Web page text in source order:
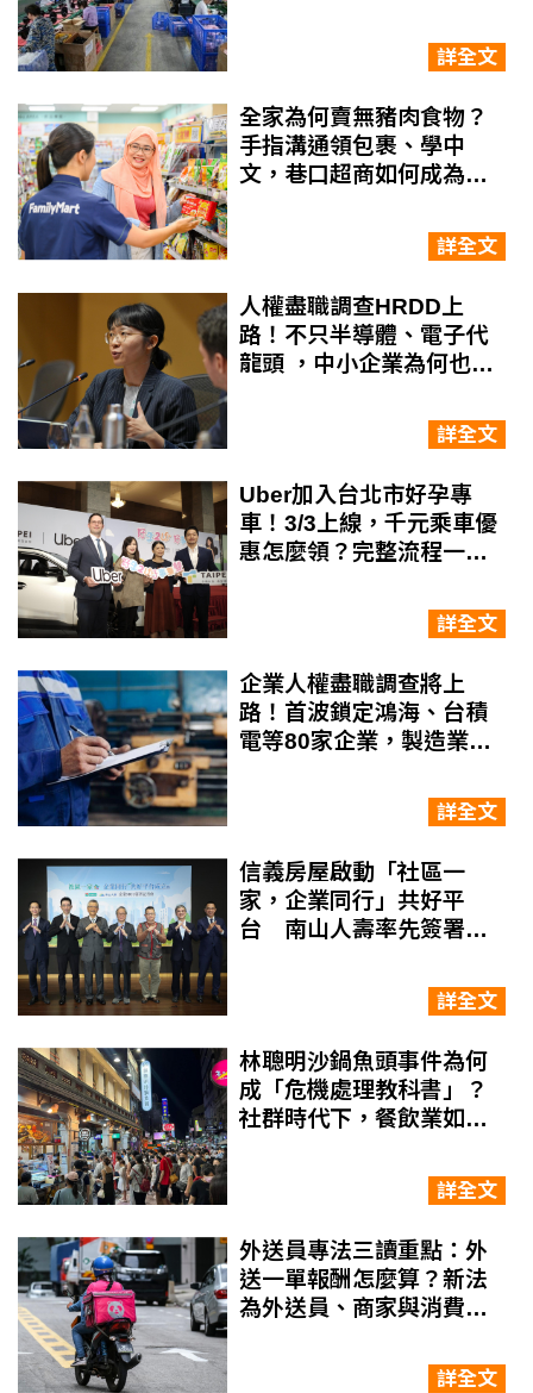
詳全文
全家為何賣無豬肉食物？
手指溝通領包裹、學中
文，巷口超商如何成為移
詳全文
人權盡職調查HRDD上
路！不只半導體、電子代
龍頭 ，中小企業為何也得
詳全文
Uber加入台北市好孕專
車！3/3上線，千元乘車優
惠怎麼領？完整流程一次
詳全文
企業人權盡職調查將上
路！首波鎖定鴻海、台積
電等80家企業，製造業人
詳全文
信義房屋啟動「社區一
家，企業同行」共好平
台 南山人壽率先簽署
詳全文
林聰明沙鍋魚頭事件為何
成「危機處理教科書」？
社群時代下，餐飲業如何
詳全文
外送員專法三讀重點：外
送一單報酬怎麼算？新法
為外送員、商家與消費者
詳全文